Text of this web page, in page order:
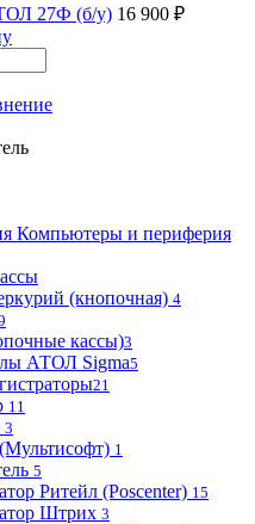
27Ф (б/у) 16 900 ₽
Компьютеры и периферия
(кнопочная) 4
кассы)3
АТОЛ Sigma5
21
11
3
1
5
Ритейл (Poscenter) 15
Штрих 3